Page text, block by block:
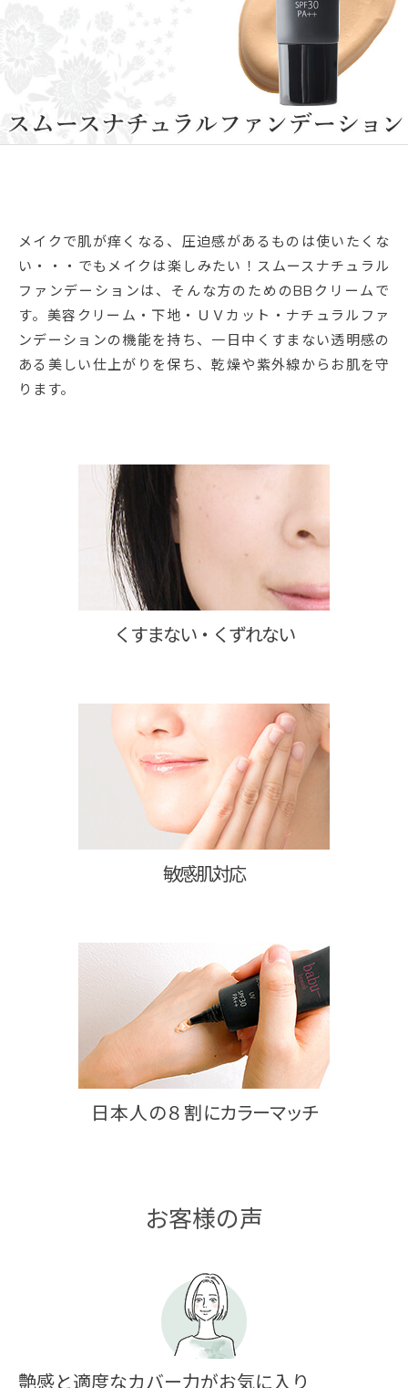
メイクで肌が痒くなる、圧迫感があるものは使いたくな
い・・・でもメイクは楽しみたい！スムースナチュラル
ファンデーションは、そんな方のためのBBクリームで
す。美容クリーム・下地・ＵＶカット・ナチュラルファ
ンデーションの機能を持ち、一日中くすまない透明感の
ある美しい仕上がりを保ち、乾燥や紫外線からお肌を守
ります。
くすまない・くずれない
敏感肌対応
日本人 の８割にカラーマッチ
お客様の声
艶感と適度なカバー力がお気に入り